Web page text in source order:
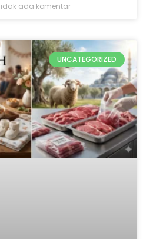
ada komentar
UNCATEGORIZED